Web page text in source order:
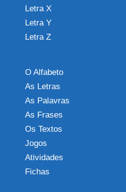
Letra X
Letra Y
Letra Z
O Alfabeto
As Letras
As Palavras
As Frases
Os Textos
Jogos
Atividades
Fichas